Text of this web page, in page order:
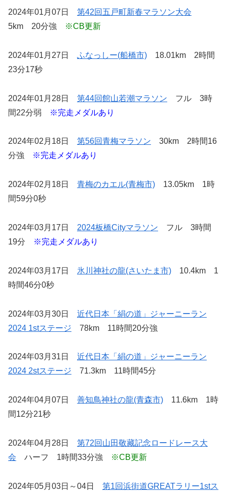
2024年01月07日 第42回五戸町新春マラソン大会
5km 20分強
※CB更新
2024年01月27日 ふなっしー(船橋市) 18.01km 2時間
23分17秒
2024年01月28日 第44回館山若潮マラソン フル 3時
間22分弱
※完走メダルあり
2024年02月18日 第56回青梅マラソン 30km 2時間16
分強
※完走メダルあり
2024年02月18日 青梅のカエル(青梅市) 13.05km 1時
間59分0秒
2024年03月17日 2024板橋Cityマラソン フル 3時間
19分
※完走メダルあり
2024年03月17日 氷川神社の龍(さいたま市) 10.4km 1
時間46分0秒
2024年03月30日 近代日本「絹の道」ジャーニーラン
2024 1stステージ 78km 11時間20分強
2024年03月31日 近代日本「絹の道」ジャーニーラン
2024 2stステージ 71.3km 11時間45分
2024年04月07日 善知鳥神社の龍(青森市) 11.6km 1時
間12分21秒
2024年04月28日 第72回山田敬藏記念ロードレース大
会 ハーフ 1時間33分強 ※CB更新
2024年05月03日～04日 第1回浜街道GREATラリー1stス